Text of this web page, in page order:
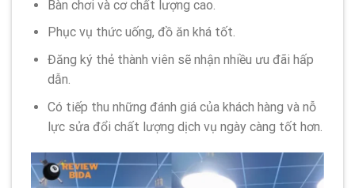
Bàn chơi và cơ chất lượng cao.
Phục vụ thức uống, đồ ăn khá tốt.
Đăng ký thẻ thành viên sẽ nhận nhiều ưu đãi hấp
dẫn.
Có tiếp thu những đánh giá của khách hàng và nỗ
lực sửa đổi chất lượng dịch vụ ngày càng tốt hơn.